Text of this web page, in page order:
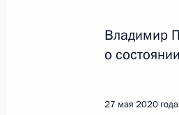
Лента событий
Владимир
о
27 мая 2020 года